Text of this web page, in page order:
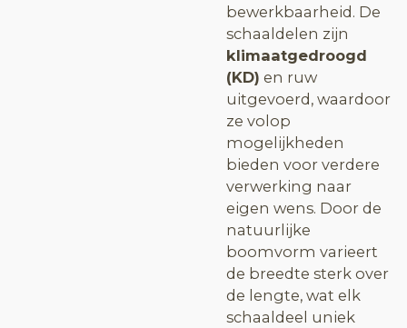
bewerkbaarheid. De
schaaldelen zijn
klimaatgedroogd
(KD) en ruw
uitgevoerd, waardoor
ze volop
mogelijkheden
bieden voor verdere
verwerking naar
eigen wens. Door de
natuurlijke
boomvorm varieert
de breedte sterk over
de lengte, wat elk
schaaldeel uniek